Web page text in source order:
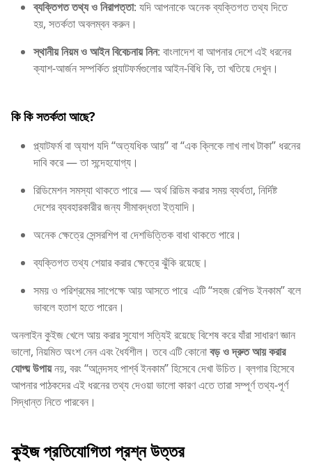
ব্যক্তিগত তথ্য ও নিরাপত্তা: যদি আপনাকে অনেক ব্যক্তিগত তথ্য দিতে
হয়, সতর্কতা অবলম্বন করুন।
স্থানীয় নিয়ম ও আইন বিবেচনায় নিন: বাংলাদেশ বা আপনার দেশে এই ধরনের
ক্যাশ-আর্জন সম্পর্কিত প্ল্যাটফর্মগুলোর আইন-বিধি কি, তা খতিয়ে দেখুন।
কি কি সতর্কতা আছে?
প্ল্যাটফর্ম বা অ্যাপ যদি “অত্যধিক আয়” বা “এক ক্লিকে লাখ লাখ টাকা” ধরনের
দাবি করে — তা সন্দেহযোগ্য।
রিডিমেশন সমস্যা থাকতে পারে — অর্থ রিডিম করার সময় ব্যর্থতা, নির্দিষ্ট
দেশের ব্যবহারকারীর জন্য সীমাবদ্ধতা ইত্যাদি।
অনেক ক্ষেত্রে সেন্সরশিপ বা দেশভিত্তিক বাধা থাকতে পারে।
ব্যক্তিগত তথ্য শেয়ার করার ক্ষেত্রে ঝুঁকি রয়েছে।
সময় ও পরিশ্রমের সাপেক্ষে আয় আসতে পারে এটি “সহজ রেপিড ইনকাম” বলে
ভাবলে হতাশ হতে পারেন।
অনলাইন কুইজ খেলে আয় করার সুযোগ সত্যিই রয়েছে বিশেষ করে যাঁরা সাধারণ জ্ঞান
ভালো, নিয়মিত অংশ নেন এবং ধৈর্যশীল। তবে এটি কোনোবড় ও দ্রুত আয় করার
যোগ্য় উপায়নয়, বরং “আনন্দসহ পার্শ্ব ইনকাম” হিসেবে দেখা উচিত। ব্লগার হিসেবে
আপনার পাঠকদের এই ধরনের তথ্য দেওয়া ভালো কারণ এতে তারা সম্পূর্ণ তথ্য-পূর্ণ
সিদ্ধান্ত নিতে পারবেন।
কুইজ প্রতিযোগিতা প্রশ্ন উত্তর